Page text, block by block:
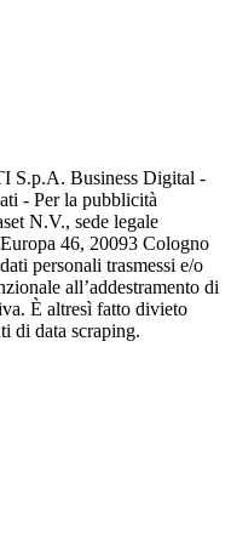
S.p.A. Business Digital -
- Per la pubblicità
N.V., sede legale
46, 20093 Cologno
personali trasmessi e/o
all’addestramento di
È altresì fatto divieto
di data scraping.